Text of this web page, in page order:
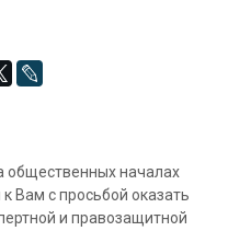
общественных началах
Вам с просьбой оказать
и правозащитной